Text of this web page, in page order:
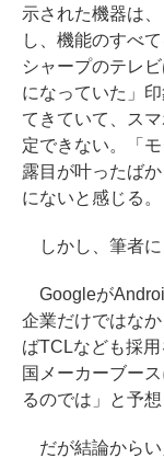
示された機器は
し、機能のすべ
シャープのテレ
になっていた」
てきていて、ス
定できない。「
露目が叶ったば
にないと感じる。
しかし、筆者に
Googleが
企業だけではな
ばTCLなども採
国メーカーブー
るのでは」と予想
だが結論からい